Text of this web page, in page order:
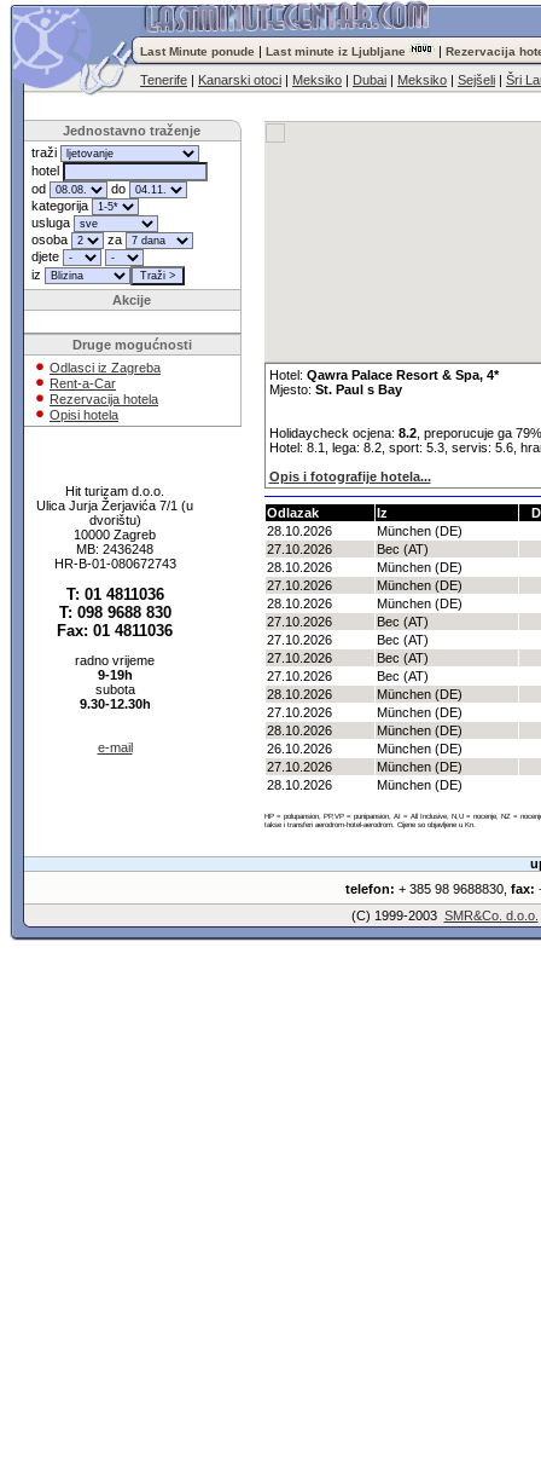
Last Minute ponude | Last minute iz Ljubljane | Rezervacija
Tenerife | Kanarski otoci | Meksiko | Dubai | Meksiko | Sejšeli | Šri
Jednostavno traženje
traži
hotel
od
do
kategorija
usluga
osoba
za
djete
iz
Akcije
Druge mogućnosti
Odlasci iz Zagreba
Rent-a-Car
Rezervacija hotela
Opisi hotela
Hit turizam d.o.o.
Ulica Jurja Žerjavića 7/1 (u
dvorištu)
10000 Zagreb
MB: 2436248
HR-B-01-080672743
T: 01 4811036
T: 098 9688 830
Fax: 01 4811036
radno vrijeme
9-19h
subota
9.30-12.30h
e-mail
Hotel: Qawra Palace Resort & Spa, 4*
Mjesto: St. Paul s Bay
Holidaycheck ocjena: 8.2, preporucuje ga
Hotel: 8.1, lega: 8.2, sport: 5.3, servis: 5.6,
Opis i fotografije hotela...
Odlazak Iz
28.10.2026
München (DE)
27.10.2026
Bec (AT)
28.10.2026
München (DE)
27.10.2026
München (DE)
28.10.2026
München (DE)
27.10.2026
Bec (AT)
27.10.2026
Bec (AT)
27.10.2026
Bec (AT)
27.10.2026
Bec (AT)
28.10.2026
München (DE)
27.10.2026
München (DE)
28.10.2026
München (DE)
26.10.2026
München (DE)
27.10.2026
München (DE)
28.10.2026
München (DE)
HP = polupansion, PP,VP = punipansion, AI = All Inclusive, N,U = nocenje, NZ =
takse i transferi aerodrom-hotel-aerodrom. Cijene so objavljene u Kn.
telefon: + 385 98 9688830, fax:
(C) 1999-2003 SMR&Co. d.o.o.